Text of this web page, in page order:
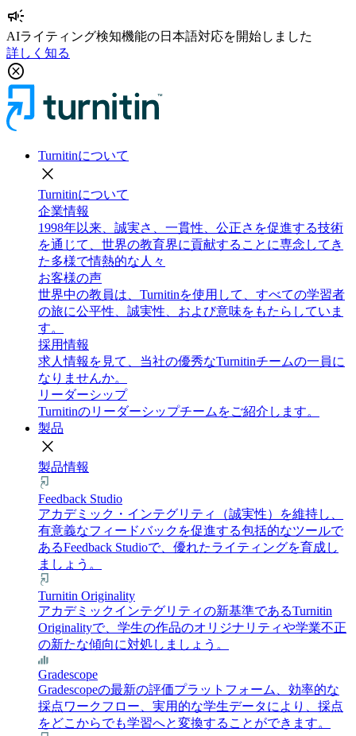
campaign
AIライティング検知機能の日本語対応を開始しました
詳しく知る
cancel
Turnitinについて
close
Turnitinについて
企業情報
1998年以来、誠実さ、一貫性、公正さを促進する技術
を通じて、世界の教育界に貢献することに専念してき
た多様で情熱的な人々
お客様の声
世界中の教員は、Turnitinを使用して、すべての学習者
の旅に公平性、誠実性、および意味をもたらしていま
す。
採用情報
求人情報を見て、当社の優秀なTurnitinチームの一員に
なりませんか。
リーダーシップ
Turnitinのリーダーシップチームをご紹介します。
製品
close
製品情報
Feedback Studio
アカデミック・インテグリティ（誠実性）を維持し、
有意義なフィードバックを促進する包括的なツールで
あるFeedback Studioで、優れたライティングを育成し
ましょう。
Turnitin Originality
アカデミックインテグリティの新基準であるTurnitin
Originalityで、学生の作品のオリジナリティや学業不正
の新たな傾向に対処しましょう。
Gradescope
Gradescopeの最新の評価プラットフォーム、効率的な
採点ワークフロー、実用的な学生データにより、採点
をどこからでも学習へと変換することができます。